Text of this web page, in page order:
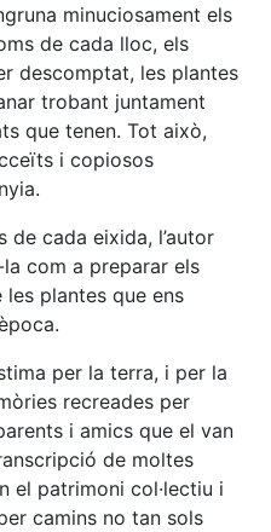
minuciosament els
de cada lloc, els
descomptat, les plantes
trobant juntament
que tenen. Tot això,
i copiosos
de cada eixida, l’autor
com a preparar els
plantes que ens
per la terra, i per la
recreades per
i amics que el van
de moltes
el patrimoni col·lectiu i
camins no tan sols